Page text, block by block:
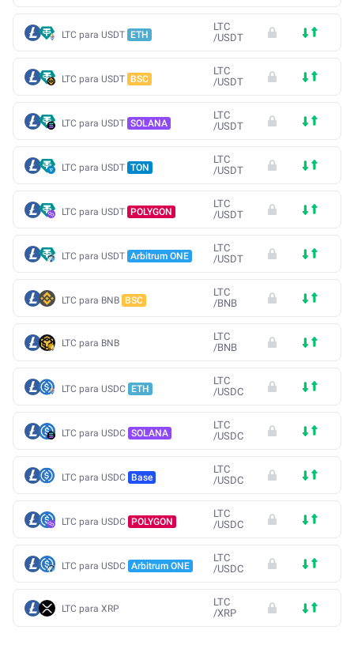
LTC para USDT ETH
LTC
/USDT
LTC para USDT BSC
LTC
/USDT
LTC para USDT SOLANA
LTC
/USDT
LTC para USDT TON
LTC
/USDT
LTC para USDT POLYGON
LTC
/USDT
LTC para USDT Arbitrum ONE
LTC
/USDT
LTC para BNB BSC
LTC
/BNB
LTC para BNB
LTC
/BNB
LTC para USDC ETH
LTC
/USDC
LTC para USDC SOLANA
LTC
/USDC
LTC para USDC Base
LTC
/USDC
LTC para USDC POLYGON
LTC
/USDC
LTC para USDC Arbitrum ONE
LTC
/USDC
LTC para XRP
LTC
/XRP